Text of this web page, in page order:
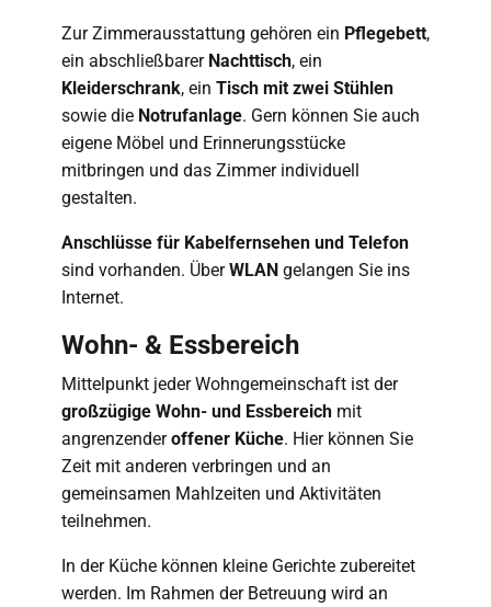
Zur Zimmerausstattung gehören ein Pflegebett,
ein abschließbarer Nachttisch, ein
Kleiderschrank, ein Tisch mit zwei Stühlen
sowie die Notrufanlage. Gern können Sie auch
eigene Möbel und Erinnerungsstücke
mitbringen und das Zimmer individuell
gestalten.
Anschlüsse für Kabelfernsehen und Telefon
sind vorhanden. ÜberWLAN gelangen Sie ins
Internet.
Wohn- & Essbereich
Mittelpunkt jeder Wohngemeinschaft ist der
großzügige Wohn- und Essbereich mit
angrenzenderoffener Küche. Hier können Sie
Zeit mit anderen verbringen und an
gemeinsamen Mahlzeiten und Aktivitäten
teilnehmen.
In der Küche können kleine Gerichte zubereitet
werden. Im Rahmen der Betreuung wird an